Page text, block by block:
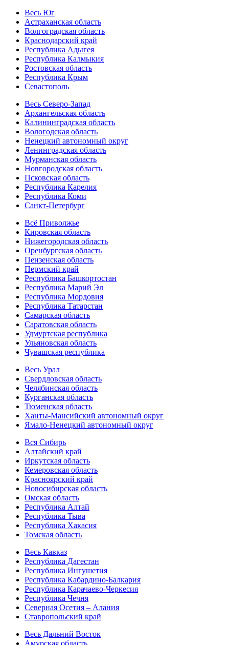
Весь Юг
Астраханская область
Волгоградская область
Краснодарский край
Республика Адыгея
Республика Калмыкия
Ростовская область
Республика Крым
Севастополь
Весь Северо-Запад
Архангельская область
Калининградская область
Вологодская область
Ненецкий автономный округ
Ленинградская область
Мурманская область
Новгородская область
Псковская область
Республика Карелия
Республика Коми
Санкт-Петербург
Всё Приволжье
Кировская область
Нижегородская область
Оренбургская область
Пензенская область
Пермский край
Республика Башкортостан
Республика Марий Эл
Республика Мордовия
Республика Татарстан
Самарская область
Саратовская область
Удмуртская республика
Ульяновская область
Чувашская республика
Весь Урал
Свердловская область
Челябинская область
Курганская область
Тюменская область
Ханты-Мансийский автономный округ
Ямало-Ненецкий автономный округ
Вся Сибирь
Алтайский край
Иркутская область
Кемеровская область
Красноярский край
Новосибирская область
Омская область
Республика Алтай
Республика Тыва
Республика Хакасия
Томская область
Весь Кавказ
Республика Дагестан
Республика Ингушетия
Республика Кабардино-Балкария
Республика Карачаево-Черкесия
Республика Чечня
Северная Осетия – Алания
Ставропольский край
Весь Дальний Восток
Амурская область